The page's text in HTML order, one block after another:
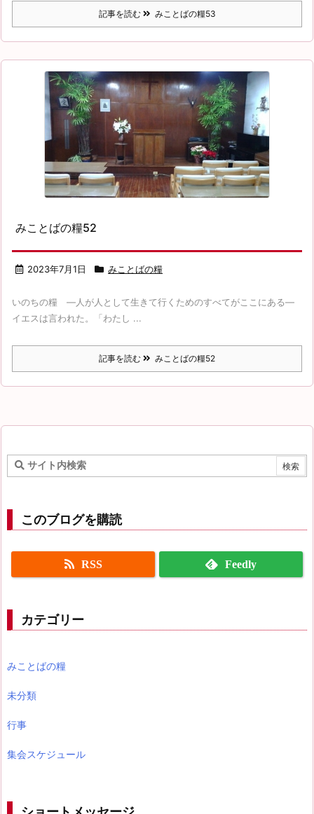
記事を読む みことばの糧53
みことばの糧52
2023年7月1日 みことばの糧
いのちの糧 ―人が人として生きて行くためのすべてがここにある―
イエスは言われた。「わたし ...
記事を読む みことばの糧52
このブログを購読
RSS Feedly
カテゴリー
みことばの糧
未分類
行事
集会スケジュール